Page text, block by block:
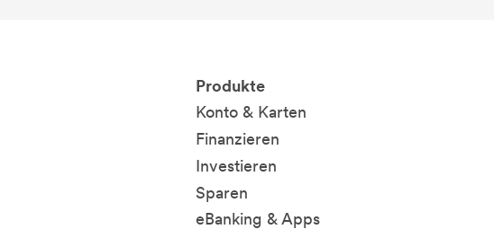
Produkte
Konto & Karten
Finanzieren
Investieren
Sparen
eBanking & Apps